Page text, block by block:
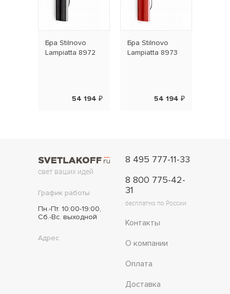
Бра Stilnovo
Lampiatta 8972
54 194 ₽
Бра Stilnovo
Lampiatta 8973
54 194 ₽
свет ваших идей
График работы
Пн.-Пт. 10:00-19:00,
Сб.-Вс. выходной
Адрес
8 495 777-11-33
8 800 775-42-
31
бесплатно по России
Контакты
О компании
Оплата
Доставка